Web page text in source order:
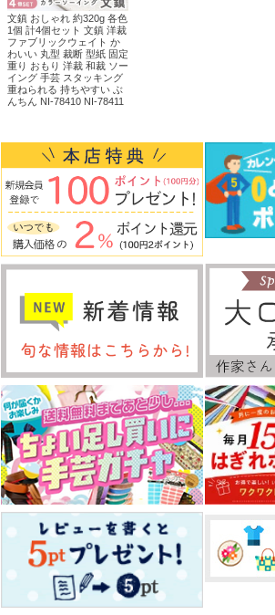
文鎮 おしゃれ 約320g 各色
1個 計4個セット 文鎮 洋裁
ファブリックウェイト か
わいい 丸型 裁断 型紙 固定
重り おもり 洋裁 和裁 ソー
イング 手芸 スタッキング
重ねられる 持ちやすい ぶ
んちん NI-78410 NI-78411